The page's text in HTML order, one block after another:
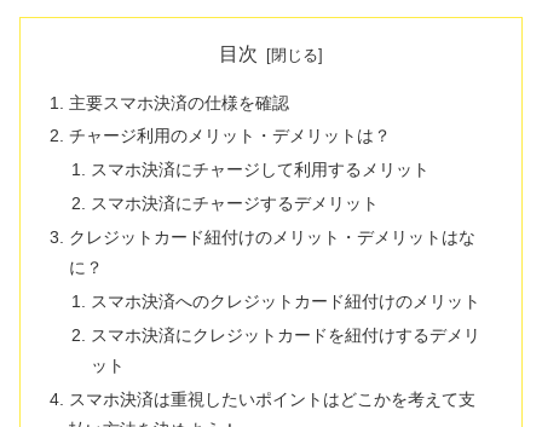
目次
主要スマホ決済の仕様を確認
チャージ利用のメリット・デメリットは？
スマホ決済にチャージして利用するメリット
スマホ決済にチャージするデメリット
クレジットカード紐付けのメリット・デメリットはな
に？
スマホ決済へのクレジットカード紐付けのメリット
スマホ決済にクレジットカードを紐付けするデメリ
ット
スマホ決済は重視したいポイントはどこかを考えて支